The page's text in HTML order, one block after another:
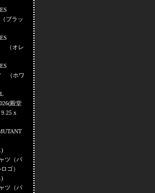
ブラッ
（オレ
（ホワ
殿堂
x
ツ（バ
ゴ）
ツ（バ